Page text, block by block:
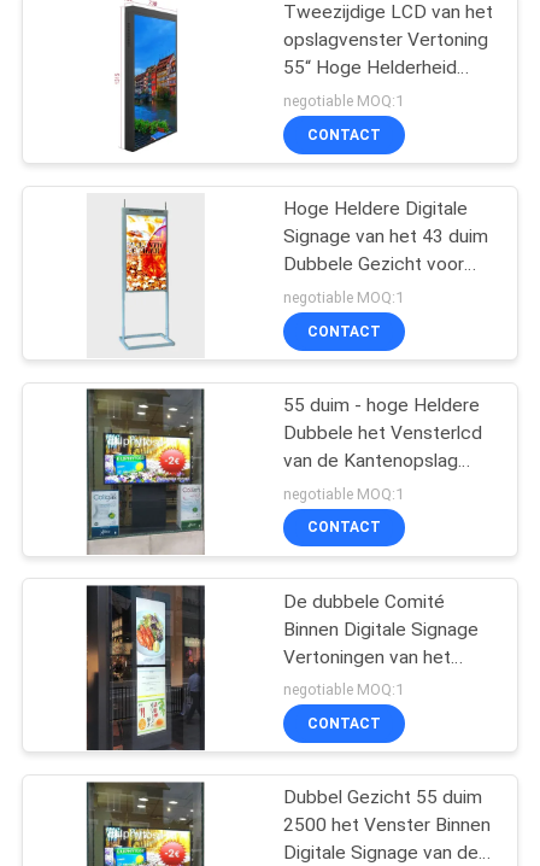
Openluchtlcd Kiosk
Hoge Helderheids
Digitale Signage
Hoge
Helderheidslcd
Vertoning
Ruwe LCD Monitor
Tweezijdige LCD van het
opslagvenster Vertoning
55“ Hoge Helderheid
2500 neten + 700 neten
negotiable MOQ:1
CONTACT
Hoge Heldere Digitale
Signage van het 43 duim
Dubbele Gezicht voor
Opslagvenster Reclame
negotiable MOQ:1
CONTACT
55 duim - hoge Heldere
Dubbele het Vensterlcd
van de Kantenopslag
Vertoning
negotiable MOQ:1
CONTACT
De dubbele Comité
Binnen Digitale Signage
Vertoningen van het
Opslagvenster, 32 duim
e-Affiche Hoge
Helderheid 2500 neten
negotiable MOQ:1
CONTACT
Dubbel Gezicht 55 duim
2500 het Venster Binnen
Digitale Signage van de